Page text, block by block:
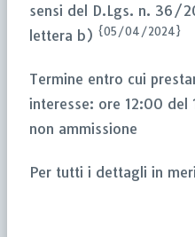
sensi del D.Lgs. n. 36/
lettera b) {05/04/2024}
Termine entro cui
interesse: ore 12:00 del
non ammissione
Per tutti i dettagli in